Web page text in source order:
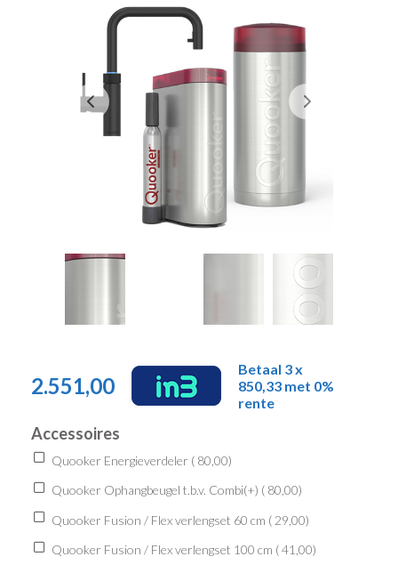
2.551,00
Betaal 3 x
850,33 met 0%
rente
Accessoires
Quooker Energieverdeler ( 80,00)
Quooker Ophangbeugel t.b.v. Combi(+) ( 80,00)
Quooker Fusion / Flex verlengset 60 cm ( 29,00)
Quooker Fusion / Flex verlengset 100 cm (41,00)